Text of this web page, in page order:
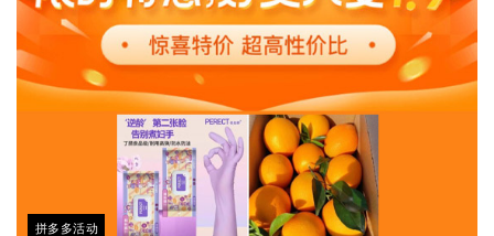
拼多多活动